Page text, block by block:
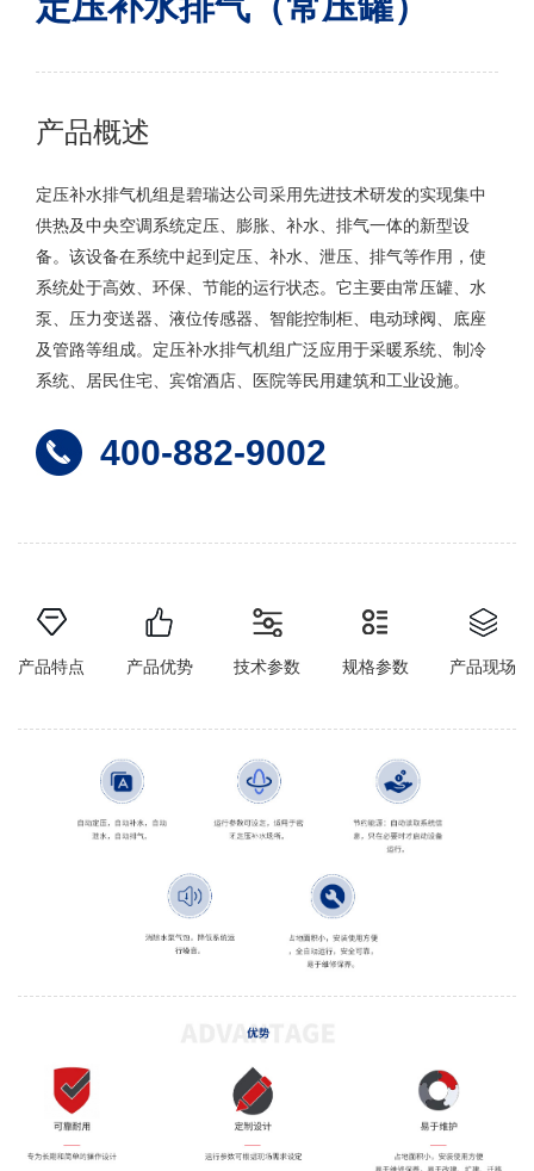
产品概述
定压补水排气机组是碧瑞达公司采用先进技术研发的实现集中
供热及中央空调系统定压、膨胀、补水、排气一体的新型设
备。该设备在系统中起到定压、补水、泄压、排气等作用，使
系统处于高效、环保、节能的运行状态。它主要由常压罐、水
泵、压力变送器、液位传感器、智能控制柜、电动球阀、底座
及管路等组成。定压补水排气机组广泛应用于采暖系统、制冷
系统、居民住宅、宾馆酒店、医院等民用建筑和工业设施。
400-882-9002
产品特点 产品优势 技术参数 规格参数 产品现场